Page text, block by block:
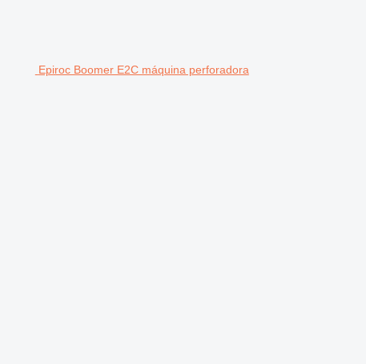
Epiroc Boomer E2C máquina perforadora